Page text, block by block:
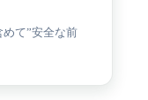
て”安全な前